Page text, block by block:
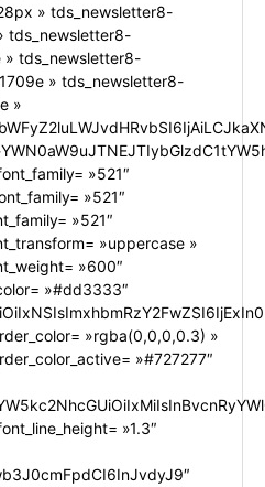
» tds_newsletter8-
tds_newsletter8-
» tds_newsletter8-
» tds_newsletter8-
»
»521″
»521″
»521″
»uppercase »
»600″
»#dd3333″
»rgba(0,0,0,0.3) »
»#727277″
»1.3″